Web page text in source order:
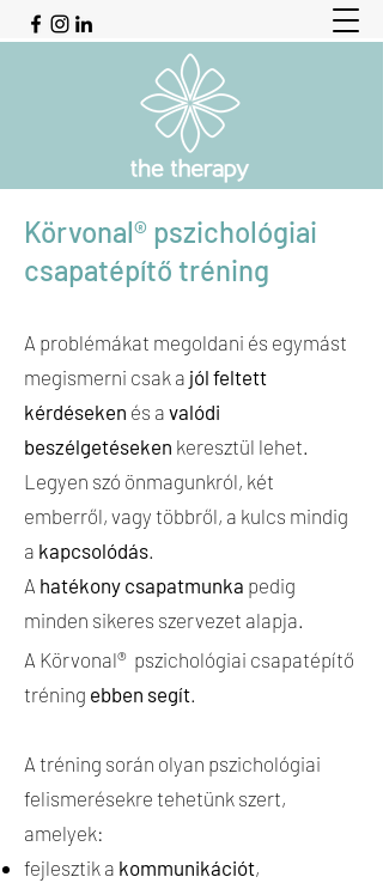
Körvonal® pszichológiai
csapatépítő tréning
A problémákat megoldani és egymást
megismerni csak a jól feltett
kérdéseken és a valódi
beszélgetéseken keresztül lehet.
Legyen szó önmagunkról, két
emberről, vagy többről, a kulcs mindig
a kapcsolódás.
​A hatékony csapatmunka pedig
minden sikeres szervezet alapja.
A Körvonal® pszichológiai csapatépítő
tréning ebben segít.
A tréning során olyan pszichológiai
felismerésekre tehetünk szert,
amelyek:
fejlesztik a kommunikációt,